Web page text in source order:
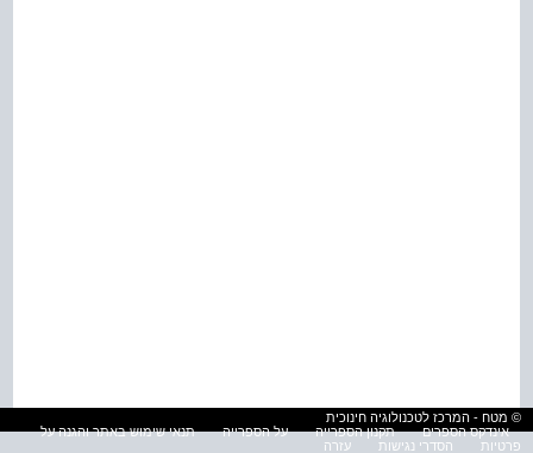
© מטח - המרכז לטכנולוגיה חינוכית
אינדקס הספרים
תקנון הספרייה על הספרייה
תנאי שימוש באתר והגנה על
פרטיות
הסדרי נגישות עזרה